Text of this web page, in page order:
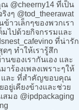
@cheerny14 ที่เป็น
งๆ @tod_theerawat
าวเล็กๆของพวกเรา
มไปด้วยกิจกรรมและ
ที่น่ารัก
ๆ ทำให้เรารู้สึก
นของเรากันเอง และ
ร้องเพลงเพราะๆให้
และ ที่สำคัญขอบคุณ
อยู่เคียงข้างและช่วย
มอ @ipdpackaging